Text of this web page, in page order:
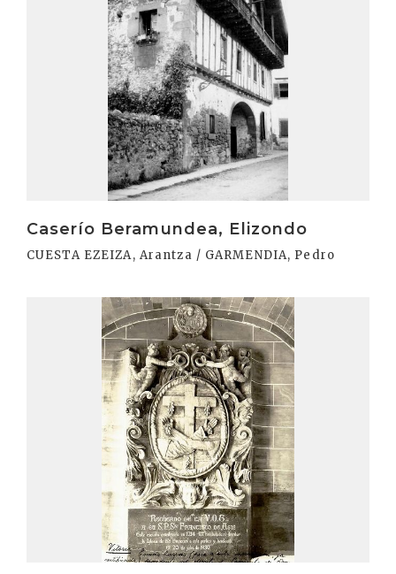
Caserío Beramundea, Elizondo
CUESTA EZEIZA, Arantza / GARMENDIA, Pedro